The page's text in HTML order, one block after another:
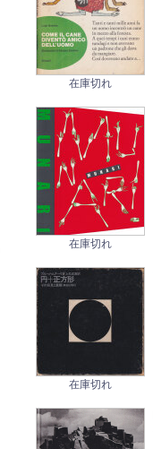
在庫切れ
在庫切れ
在庫切れ